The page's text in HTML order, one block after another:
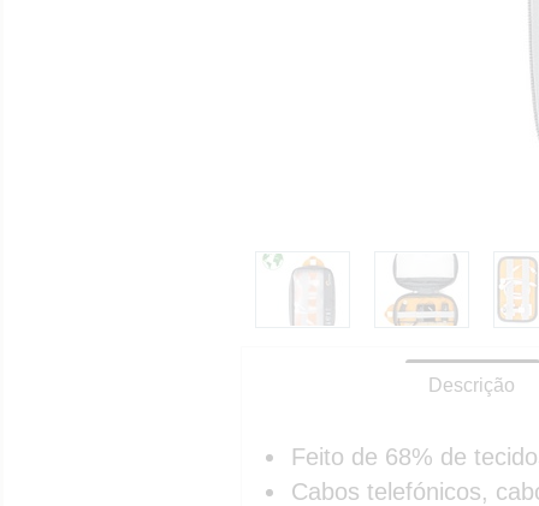
Descrição
Feito de 68% de
Cabos telefónicos,